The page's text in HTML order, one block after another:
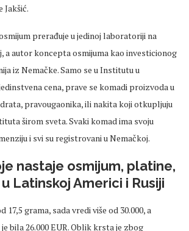
Jakšić.
prerađuje u jedinoj laboratoriji na
a autor koncepta osmijuma kao investicionog
iz Nemačke. Samo se u Institutu u
cena, prave se komadi proizvoda u
pravougaonika, ili nakita koji otkupljuju
širom sveta. Svaki komad ima svoju
i svi su registrovani u Nemačkoj.
nastaje osmijum, platine,
Latinskoj Americi i Rusiji
17,5 grama, sada vredi više od 30.000, a
bila 26.000 EUR. Oblik krsta je zbog